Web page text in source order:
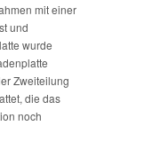
mit einer
und
wurde
Zweiteilung
die das
noch